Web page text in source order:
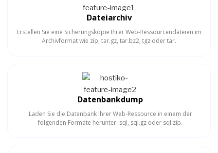
Dateiarchiv
Erstellen Sie eine Sicherungskopie Ihrer Web-Ressourcendateien im
Archivformat wie zip, tar.gz, tar.bz2, tgz oder tar.
Datenbankdump
Laden Sie die Datenbank Ihrer Web-Ressource in einem der
folgenden Formate herunter: sql, sql.gz oder sql.zip.